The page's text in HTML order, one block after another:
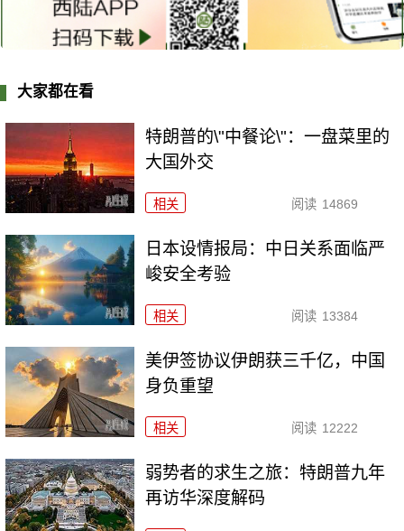
大家都在看
特朗普的\"中餐论\"：一盘菜里的
大国外交
相关 阅读 14869
日本设情报局：中日关系面临严
峻安全考验
相关 阅读 13384
美伊签协议伊朗获三千亿，中国
身负重望
相关 阅读 12222
弱势者的求生之旅：特朗普九年
再访华深度解码